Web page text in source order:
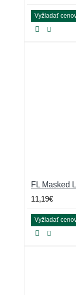
Vyžiadať
FL Masked
11,19€
Vyžiadať